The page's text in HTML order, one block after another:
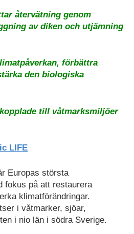
återvätning genom
av diken och utjämning
förbättra
den biologiska
till våtmarksmiljöer
LIFE
Europas största
fokus på att restaurera
klimatförändringar.
i våtmarker, sjöar,
i nio län i södra Sverige.